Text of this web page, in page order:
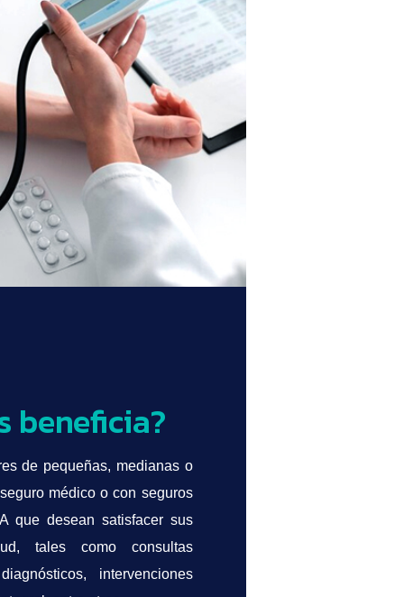
beneficia?
de pequeñas, medianas o
médico o con seguros
que desean satisfacer sus
tales como consultas
intervenciones